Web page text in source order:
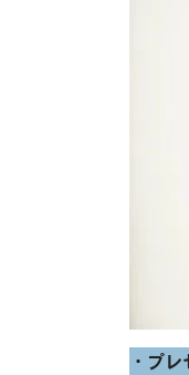
・プ